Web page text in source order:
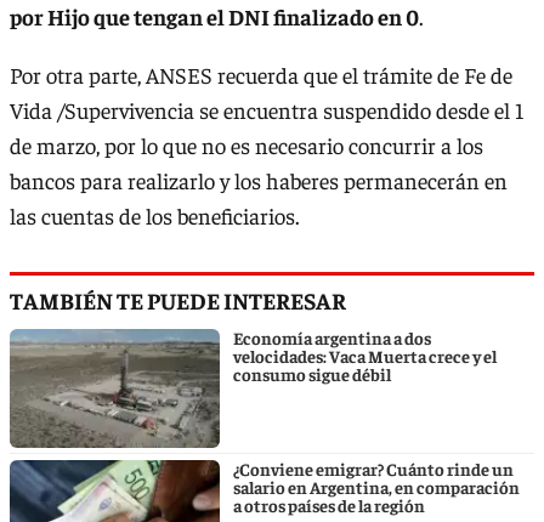
por Hijo que tengan el DNI finalizado en 0.
Por otra parte, ANSES recuerda que el trámite de Fe de
Vida /Supervivencia se encuentra suspendido desde el 1
de marzo, por lo que no es necesario concurrir a los
bancos para realizarlo y los haberes permanecerán en
las cuentas de los beneficiarios.​
TAMBIÉN TE PUEDE INTERESAR
Economía argentina a dos
velocidades: Vaca Muerta crece y el
consumo sigue débil
¿Conviene emigrar? Cuánto rinde un
salario en Argentina, en comparación
a otros países de la región